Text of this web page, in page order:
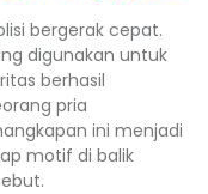
bergerak cepat.
digunakan untuk
berhasil
pria
ini menjadi
motif di balik